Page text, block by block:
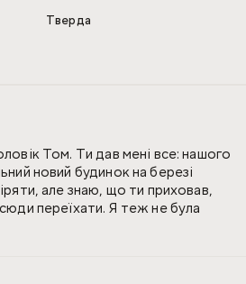
Тверда
Том. Ти дав мені все: нашого
новий будинок на березі
але знаю, що ти приховав,
переїхати. Я теж не була
Том цілує мене й наливає